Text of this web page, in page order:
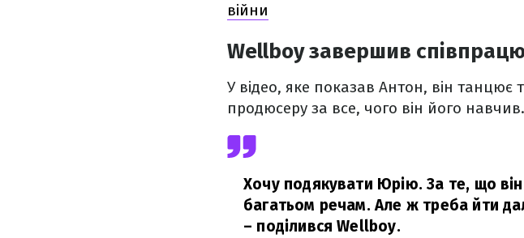
війни
Wellboy завершив
У відео, яке показав Антон, він
продюсеру за все, чого він його навчив.
Хочу подякувати Юрію. За те, що
багатьом речам. Але ж треба йти
– поділився Wellboy.